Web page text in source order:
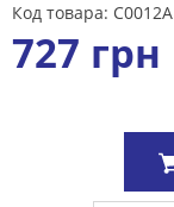
Код товара: C0012A
727 грн